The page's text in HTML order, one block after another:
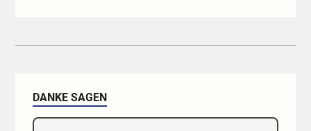
DANKE SAGEN